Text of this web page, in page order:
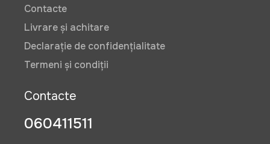
Contacte
Livrare și achitare
Declarație de confidențialitate
Termeni și condiții
Contacte
060411511